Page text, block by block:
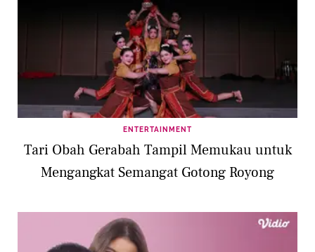
ENTERTAINMENT
Tari Obah Gerabah Tampil Memukau untuk
Mengangkat Semangat Gotong Royong